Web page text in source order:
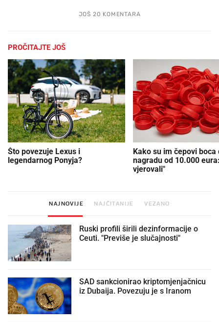
JOŠ 20 KOMENTARA
PROČITAJTE JOŠ
Što povezuje Lexus i
legendarnog Ponyja?
Kako su im čepovi boca
nagradu od 10.000
vjerovali"
NAJNOVIJE NAJČITANIJE VEZANO
Ruski profili širili dezinformacije o
Ceuti. "Previše je slučajnosti"
SAD sankcionirao kriptomjenjačnicu
iz Dubaija. Povezuju je s Iranom